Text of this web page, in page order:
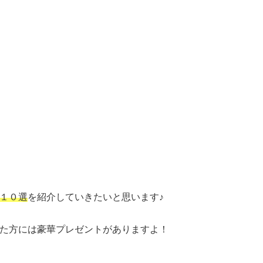
０選を紹介していきたいと思います♪
方には豪華プレゼントがありますよ！